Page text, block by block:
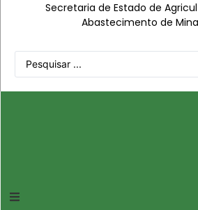
Secretaria de Estado de
Abastecimento de